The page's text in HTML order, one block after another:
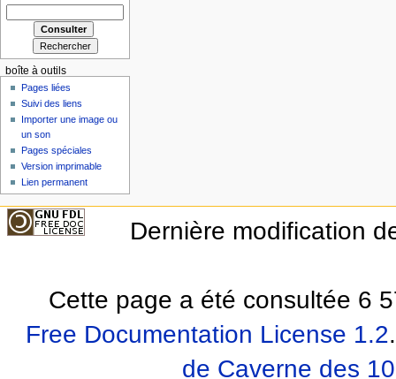
boîte à outils
Pages liées
Suivi des liens
Importer une image ou
un son
Pages spéciales
Version imprimable
Lien permanent
Dernière modification
Cette page a été consultée 6
Free Documentation License 1.2.
de Caverne des